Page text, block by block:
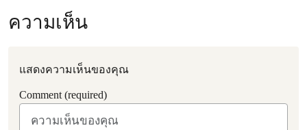
ความเห็น
แสดงความเห็นของคุณ
Comment (required)